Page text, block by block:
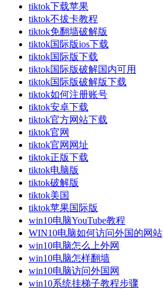
tiktok下载苹果
tiktok不拔卡教程
tiktok免翻墙破解版
tiktok国际版ios下载
tiktok国际版下载
tiktok国际版破解国内可用
tiktok国际版破解版下载
tiktok如何注册账号
tiktok安卓下载
tiktok官方网站下载
tiktok官网
tiktok官网网址
tiktok正版下载
tiktok电脑版
tiktok破解版
tiktok美国
tiktok苹果国际版
win10电脑YouTube教程
WIN10电脑如何访问外国的网站
win10电脑怎么上外网
win10电脑怎样翻墙
win10电脑访问外国网
win10系统挂梯子教程步骤